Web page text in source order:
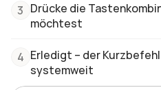
3 Drücke die
möchtest
4 Erledigt – der
systemweit